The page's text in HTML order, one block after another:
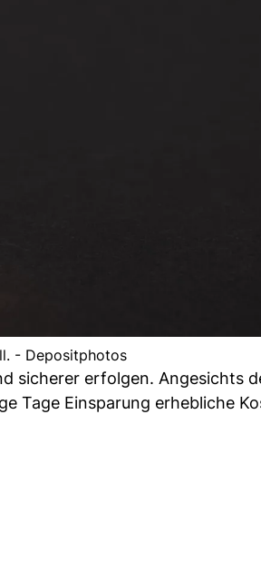
- Depositphotos
sicherer erfolgen. Angesichts
Tage Einsparung erhebliche